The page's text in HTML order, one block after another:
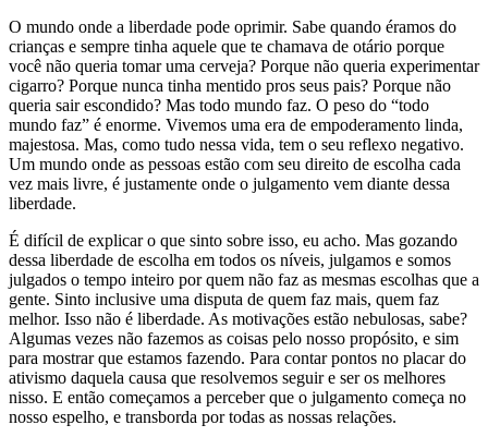
O mundo onde a liberdade pode oprimir. Sabe quando éramos do
crianças e sempre tinha aquele que te chamava de otário porque
você não queria tomar uma cerveja? Porque não queria experimentar
cigarro? Porque nunca tinha mentido pros seus pais? Porque não
queria sair escondido? Mas todo mundo faz. O peso do “todo
mundo faz” é enorme. Vivemos uma era de empoderamento linda,
majestosa. Mas, como tudo nessa vida, tem o seu reflexo negativo.
Um mundo onde as pessoas estão com seu direito de escolha cada
vez mais livre, é justamente onde o julgamento vem diante dessa
liberdade.
É difícil de explicar o que sinto sobre isso, eu acho. Mas gozando
dessa liberdade de escolha em todos os níveis, julgamos e somos
julgados o tempo inteiro por quem não faz as mesmas escolhas que a
gente. Sinto inclusive uma disputa de quem faz mais, quem faz
melhor. Isso não é liberdade. As motivações estão nebulosas, sabe?
Algumas vezes não fazemos as coisas pelo nosso propósito, e sim
para mostrar que estamos fazendo. Para contar pontos no placar do
ativismo daquela causa que resolvemos seguir e ser os melhores
nisso. E então começamos a perceber que o julgamento começa no
nosso espelho, e transborda por todas as nossas relações.